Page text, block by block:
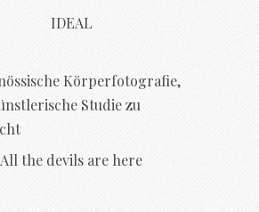
IDEAL
All the devils are here